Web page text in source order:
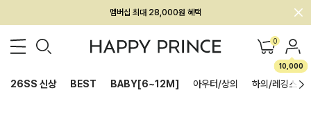
멤버십 최대 28,000원 혜택
0
10,000
26SS 신상 BEST BABY[6~12M] 아우터/상의 하의/레깅스